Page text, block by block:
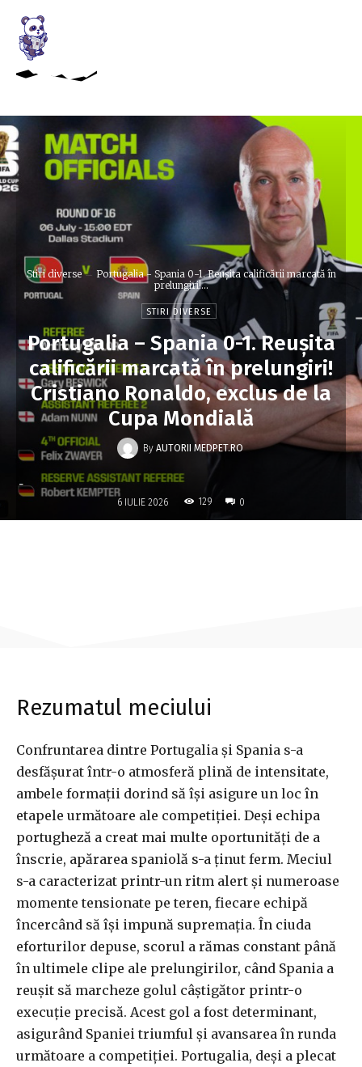
Stiri diverse
Portugalia - Spania 0-1. Reușita calificării marcată în
prelungiri!...
STIRI DIVERSE
Portugalia – Spania 0-1. Reușita
calificării marcată în prelungiri!
Cristiano Ronaldo, exclus de la
Cupa Mondială
By AUTORII MEDPET.RO
-
6 IULIE 2026 129 0
Rezumatul meciului
Confruntarea dintre Portugalia și Spania s-a
desfășurat într-o atmosferă plină de intensitate,
ambele formații dorind să își asigure un loc în
etapele următoare ale competiției. Deși echipa
portugheză a creat mai multe oportunități de a
înscrie, apărarea spaniolă s-a ținut ferm. Meciul
s-a caracterizat printr-un ritm alert și numeroase
momente tensionate pe teren, fiecare echipă
încercând să își impună supremația. În ciuda
eforturilor depuse, scorul a rămas constant până
în ultimele clipe ale prelungirilor, când Spania a
reușit să marcheze golul câștigător printr-o
execuție precisă. Acest gol a fost determinant,
asigurând Spaniei triumful și avansarea în runda
următoare a competiției. Portugalia, deși a plecat